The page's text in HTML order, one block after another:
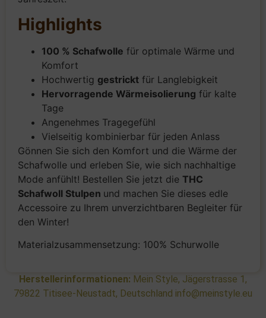
Highlights
100 % Schafwolle für optimale Wärme und
Komfort
Hochwertig gestrickt für Langlebigkeit
Hervorragende Wärmeisolierung für kalte
Tage
Angenehmes Tragegefühl
Vielseitig kombinierbar für jeden Anlass
Gönnen Sie sich den Komfort und die Wärme der
Schafwolle und erleben Sie, wie sich nachhaltige
Mode anfühlt! Bestellen Sie jetzt die THC
Schafwoll Stulpen und machen Sie dieses edle
Accessoire zu Ihrem unverzichtbaren Begleiter für
den Winter!
Materialzusammensetzung: 100% Schurwolle
Herstellerinformationen: Mein Style, Jägerstrasse 1,
79822 Titisee-Neustadt, Deutschland info@meinstyle.eu